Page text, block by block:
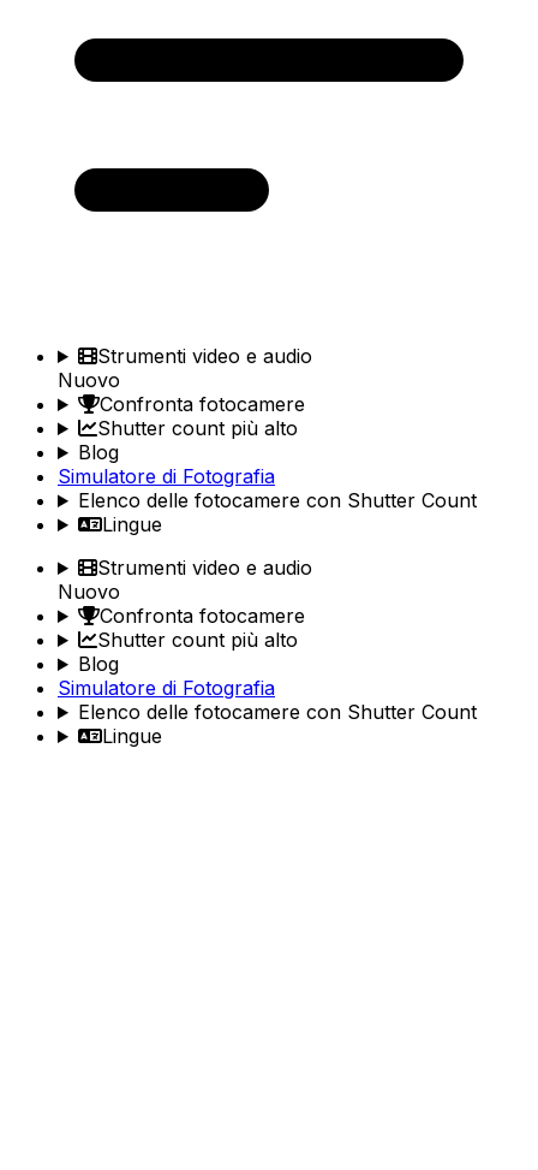
Strumenti video e audio
Nuovo
Confronta fotocamere
Shutter count più alto
Blog
Simulatore di Fotografia
Elenco delle fotocamere con Shutter Count
Lingue
Strumenti video e audio
Nuovo
Confronta fotocamere
Shutter count più alto
Blog
Simulatore di Fotografia
Elenco delle fotocamere con Shutter Count
Lingue